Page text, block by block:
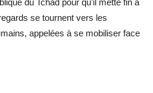
du Tchad pour qu’il mette fin à
se tournent vers les
appelées à se mobiliser face